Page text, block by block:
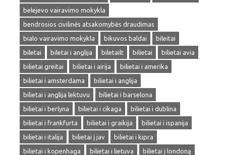
belejevo vairavimo mokykla
bendrosios civilinės atsakomybės draudimas
bialo vairavimo mokykla
bikuvos baldai
bileitai
biletai
biletai i anglija biletailt bilietai
bilietai avia
bilietai greitai
bilietai i airija
bilietai i amerika
bilietai i amsterdama
bilietai i anglija
bilietai i anglija lektuvu
bilietai i barselona
bilietai i berlyna
bilietai i cikaga
bilietai i dublina
bilietai i frankfurta
bilietai i graikija
bilietai i ispanija
bilietai i italija
bilietai į jav
bilietai i kipra
bilietai i kopenhaga
bilietai i lietuva
bilietai į londoną